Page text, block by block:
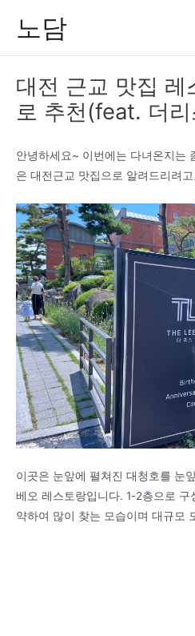
노담
대전 근교 맛집 레
로 추천(feat. 더
안녕하세요~ 이번에는 다녀온지는
은 대전근교 맛집으로 알려드리려고
이곳은 눈앞에 펼쳐진 대청호를 눈
베오 레스토랑입니다. 1-2층으로 구
약하여 많이 찾는 모습이며 대규모